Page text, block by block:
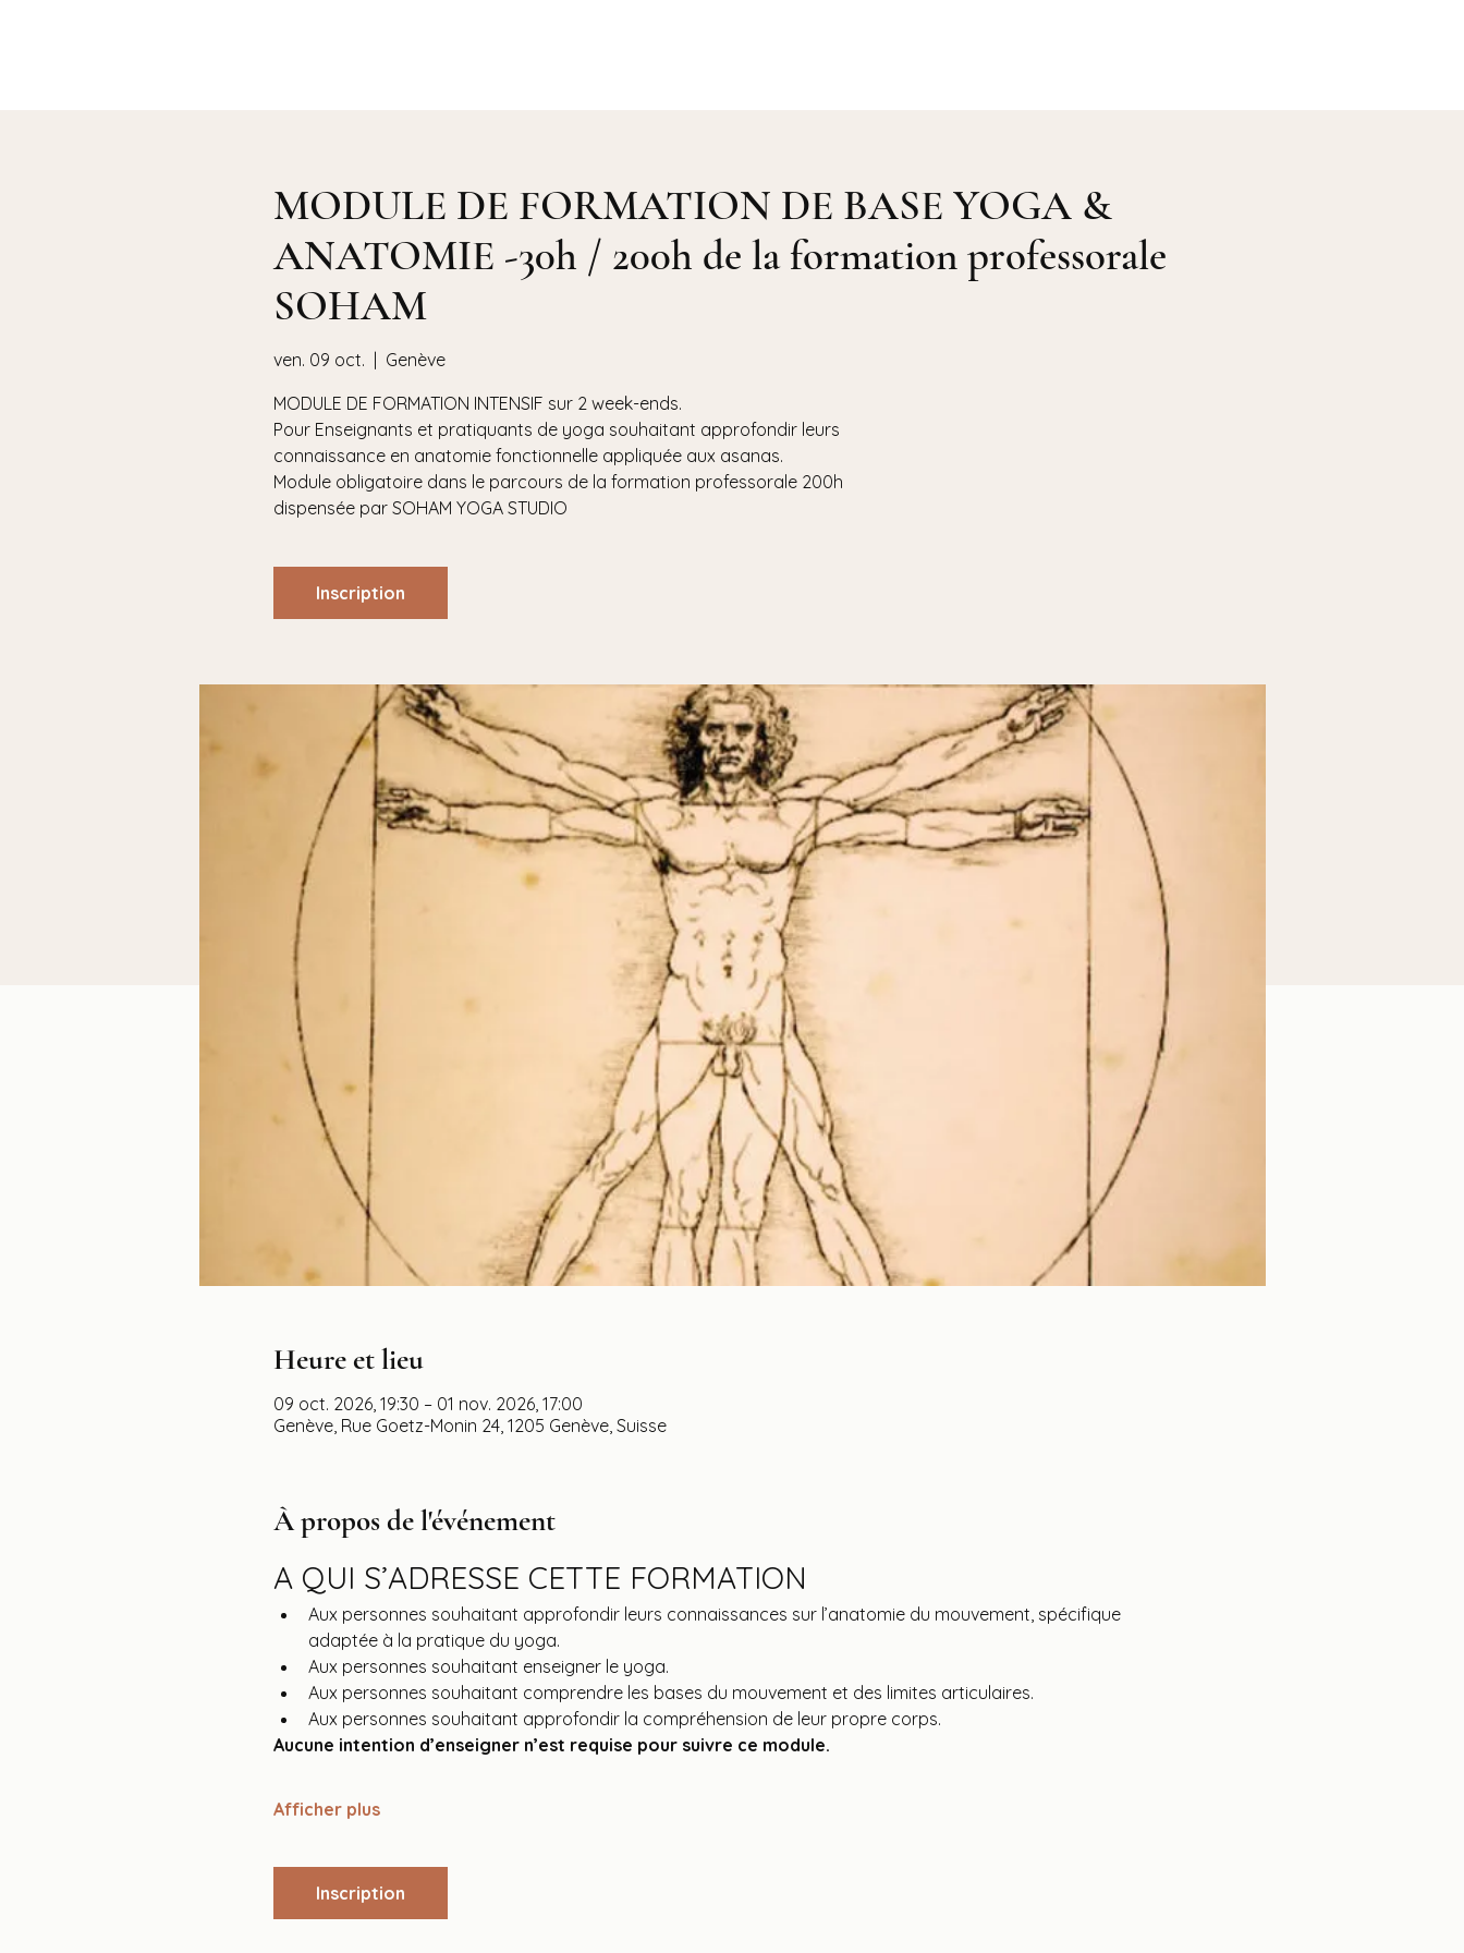
MODULE DE FORMATION DE BASE YOGA &
ANATOMIE -30h / 200h de la formation professorale
SOHAM
ven. 09 oct.
  |
Genève
MODULE DE FORMATION INTENSIF sur 2 week-ends.
Pour Enseignants et pratiquants de yoga souhaitant approfondir leurs
connaissance en anatomie fonctionnelle appliquée aux asanas.
Module obligatoire dans le parcours de la formation professorale 200h
Inscription
Heure et lieu
09 oct. 2026, 19:30 – 01 nov. 2026, 17:00
Genève, Rue Goetz-Monin 24, 1205 Genève, Suisse
À propos de l'événement
A QUI S’ADRESSE CETTE FORMATION
Aux personnes souhaitant approfondir leurs connaissances sur l’anatomie du mouvement, spécifique
adaptée à la pratique du yoga.
Aux personnes souhaitant enseigner le yoga.
Aux personnes souhaitant comprendre les bases du mouvement et des limites articulaires.
Aux personnes souhaitant approfondir la compréhension de leur propre corps.
Aucune intention d’enseigner n’est requise pour suivre ce module.
Afficher plus
Inscription